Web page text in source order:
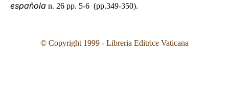
española n. 26 pp. 5-6 (pp.349-350).
© Copyright 1999 - Libreria Editrice Vaticana